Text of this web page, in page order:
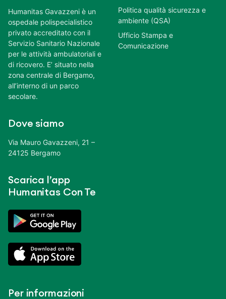
Humanitas Gavazzeni è un
ospedale polispecialistico
privato accreditato con il
Servizio Sanitario Nazionale
per le attività ambulatoriali e
di ricovero. E’ situato nella
zona centrale di Bergamo,
all’interno di un parco
secolare.
Dove siamo
Via Mauro Gavazzeni, 21 –
24125 Bergamo
Scarica l’app
Humanitas Con Te
Per informazioni
Politica qualità sicurezza e
ambiente (QSA)
Ufficio Stampa e
Comunicazione